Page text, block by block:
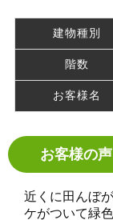
建物種別
階数
お客様名
お客様の声
近くに田んぼ
ケがついて緑